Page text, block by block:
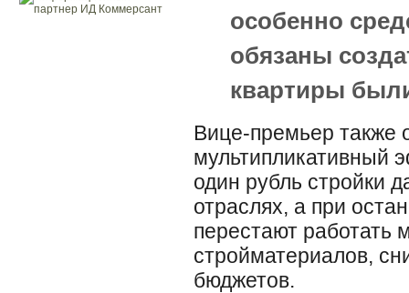
особенно
обязаны
квартиры
Вице-премьер также
мультипликативный
один рубль стройки
отраслях, а при
перестают работать
стройматериалов,
бюджетов.